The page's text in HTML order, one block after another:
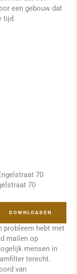
een gebouw dat
tijd.
70
70
DOWNLOADEN
probleem hebt met
mailen op
mensen in
terecht.
van